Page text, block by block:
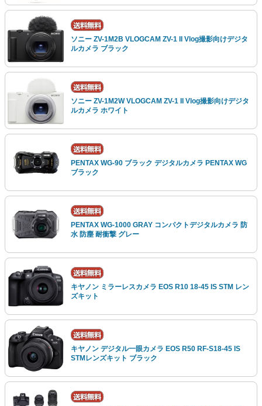
ソニー ZV-1M2B VLOGCAM ZV-1 II Vlog撮影向けデジタ
ルカメラ ブラック
ソニー ZV-1M2W VLOGCAM ZV-1 II Vlog撮影向けデジタ
ルカメラ ホワイト
PENTAX WG-90 ブラック デジタルカメラ PENTAX WG
ブラック
PENTAX WG-1000 GRAY コンパクトデジタルカメラ 防
水 防塵 耐衝撃 グレー
キヤノン ミラーレスカメラ EOS R10 18-45 IS STM レン
ズキット
キヤノン デジタル一眼カメラ EOS R50 RF-S18-45 IS
STMレンズキット ブラック